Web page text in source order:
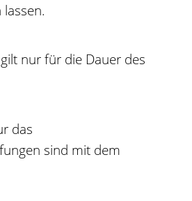
nur für die Dauer des
das
sind mit dem